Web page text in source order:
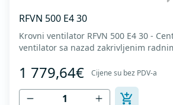
RFVN 500 E4 30
Krovni ventilator RFVN 500 E4 30 -
ventilator sa nazad zakrivljenim
Maksimalan protok vazduha: do 8.215
kontinualan rad sa temperaturama do
1 779,64€ Cijene su bez PDV-a